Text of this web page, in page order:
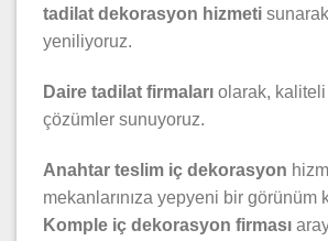
tadilat dekorasyon hizmeti
yeniliyoruz.
Daire tadilat firmaları olarak,
çözümler sunuyoruz.
Anahtar teslim iç dekorasyon
mekanlarınıza yepyeni bir görünüm
Komple iç dekorasyon firması